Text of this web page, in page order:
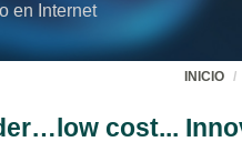
en Internet
INICIO
cost...